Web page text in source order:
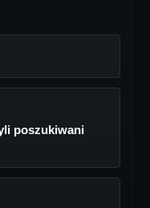
poszukiwani